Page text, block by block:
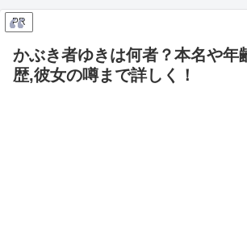
PR
かぶき者ゆきは何者？本名や年
歴,彼女の噂まで詳しく！